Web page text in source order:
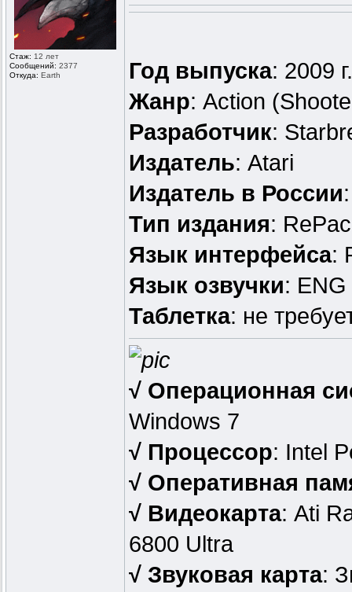
Стаж: 12 лет
Сообщений: 2377
Откуда: Earth Год выпуска: 2009 г.
Жанр: Action
Разработчик:
Издатель: Atari
Издатель в России
Тип издания:
Язык интерфейса:
Язык озвучки: ENG
Таблетка: не
√ Операционная
Windows 7
√ Процессор: Intel
√ Оперативная
√ Видеокарта: Ati
6800 Ultra
√ Звуковая карта: